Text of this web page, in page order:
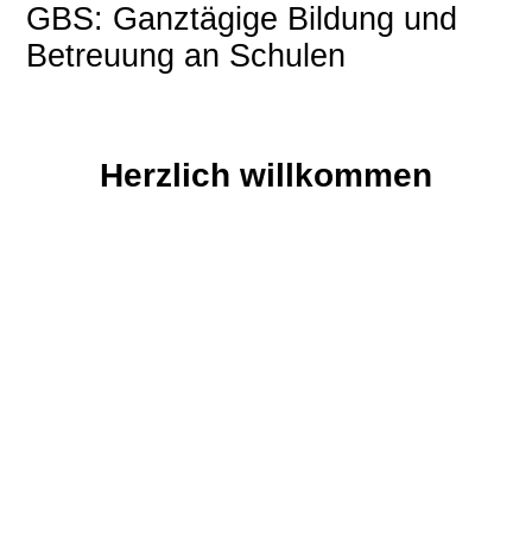
GBS: Ganztägige Bildung und
Betreuung an Schulen
Herzlich willkommen